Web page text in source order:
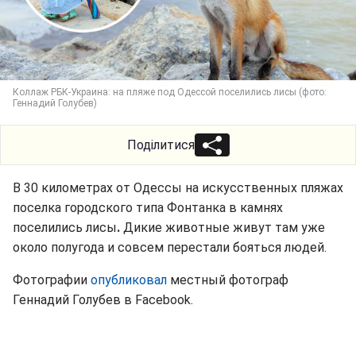
Коллаж РБК-Украина: на пляже под Одессой поселились лисы (фото:
Геннадий Голубев)
Поділитися
В 30 километрах от Одессы на искусственных пляжах
поселка городского типа Фонтанка в камнях
поселились лисы. Дикие животные живут там уже
около полугода и совсем перестали бояться людей.
Фотографии опубликовал местный фотограф
Геннадий Голубев в Facebook.